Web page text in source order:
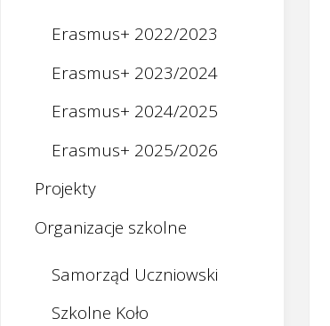
Erasmus+ 2022/2023
Erasmus+ 2023/2024
Erasmus+ 2024/2025
Erasmus+ 2025/2026
Projekty
Organizacje szkolne
Samorząd Uczniowski
Szkolne Koło